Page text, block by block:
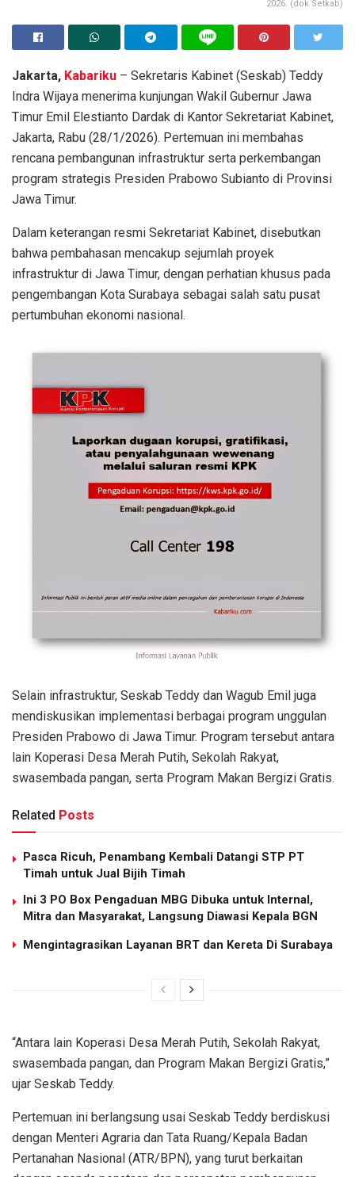
2026. (dok Setkab)
Jakarta, Kabariku – Sekretaris Kabinet (Seskab) Teddy
Indra Wijaya menerima kunjungan Wakil Gubernur Jawa
Timur Emil Elestianto Dardak di Kantor Sekretariat Kabinet,
Jakarta, Rabu (28/1/2026). Pertemuan ini membahas
rencana pembangunan infrastruktur serta perkembangan
program strategis Presiden Prabowo Subianto di Provinsi
Jawa Timur.
Dalam keterangan resmi Sekretariat Kabinet, disebutkan
bahwa pembahasan mencakup sejumlah proyek
infrastruktur di Jawa Timur, dengan perhatian khusus pada
pengembangan Kota Surabaya sebagai salah satu pusat
pertumbuhan ekonomi nasional.
Selain infrastruktur, Seskab Teddy dan Wagub Emil juga
mendiskusikan implementasi berbagai program unggulan
Presiden Prabowo di Jawa Timur. Program tersebut antara
lain Koperasi Desa Merah Putih, Sekolah Rakyat,
swasembada pangan, serta Program Makan Bergizi Gratis.
Related Posts
Pasca Ricuh, Penambang Kembali Datangi STP PT
Timah untuk Jual Bijih Timah
Ini 3 PO Box Pengaduan MBG Dibuka untuk Internal,
Mitra dan Masyarakat, Langsung Diawasi Kepala BGN
Mengintagrasikan Layanan BRT dan Kereta Di Surabaya
“Antara lain Koperasi Desa Merah Putih, Sekolah Rakyat,
swasembada pangan, dan Program Makan Bergizi Gratis,”
ujar Seskab Teddy.
Pertemuan ini berlangsung usai Seskab Teddy berdiskusi
dengan Menteri Agraria dan Tata Ruang/Kepala Badan
Pertanahan Nasional (ATR/BPN), yang turut berkaitan